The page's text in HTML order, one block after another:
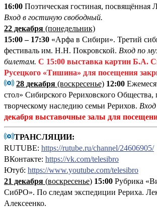
16:00 Поэтическая гостиная, посвящённая
Вход в гостиную свободный.
22 декабря (понедельник)
15:00 – 17:30 «Арфа в Сибири». Третий
фестиваль им. Н.Н. Покровской. Вход по
билетам. С 15:00 выставка картин Б.А.
Русецкого «Тишина» для посещения
28 декабря (воскресенье) 12:00
стол» Сибирского Рериховского
творческому наследию семьи Рерихов.
декабря выставочные залы для
ТРАНСЛЯЦИИ:
RUTUBE: https://rutube.ru/channel/24606905/
ВКонтакте: https://vk.com/telesibro
Ютуб: https://www.youtube.com/telesibro
21 декабря (воскресенье) 15:00 Рубрика
СибРО». По следам экспедиции Рериха.
Алексеенко.